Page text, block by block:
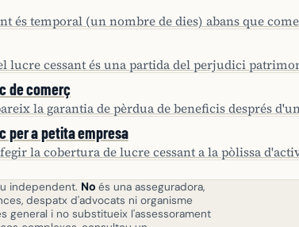
és temporal (un nombre de dies) abans que
lucre cessant és una partida del perjudici
de comerç
la garantia de pèrdua de beneficis després
per a petita empresa
la cobertura de lucre cessant a la pòlissa
independent. No és una asseguradora,
despatx d'advocats ni organisme
general i no substitueix l'assessorament